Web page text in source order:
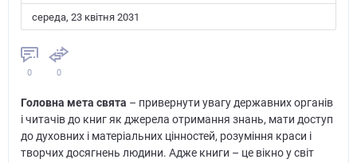
середа, 23 квітня 2031
0 0
Головна мета свята – привернути увагу державних органів
і читачів до книг як джерела отримання знань, мати доступ
до духовних і матеріальних цінностей, розуміння краси і
творчих досягнень людини. Адже книги – це вікно у світ